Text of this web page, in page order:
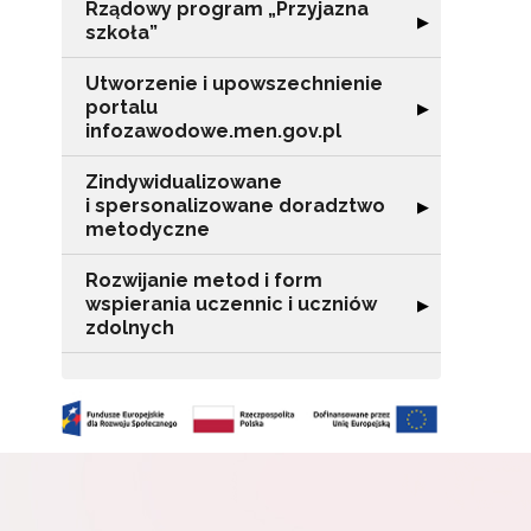
Rządowy program „Przyjazna
szkoła”
Rozwiń sekcję
▶
Utworzenie i upowszechnienie
portalu
infozawodowe.men.gov.pl
Rozwiń sekcję
▶
Zindywidualizowane
i spersonalizowane doradztwo
metodyczne
Rozwiń sekcję
▶
Rozwijanie metod i form
wspierania uczennic i uczniów
zdolnych
Rozwiń sekcję
▶